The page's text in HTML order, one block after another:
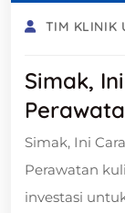
TIM KLINIK
Simak,
Simak, Ini
Perawatan
investasi